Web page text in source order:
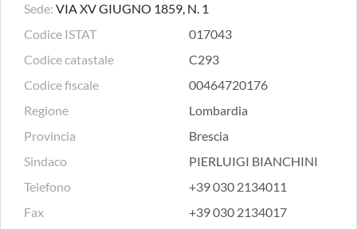
Sede: VIA XV GIUGNO 1859, N. 1
Codice ISTAT
017043
Codice catastale
C293
Codice fiscale
00464720176
Regione
Lombardia
Provincia
Brescia
Sindaco
PIERLUIGI BIANCHINI
Telefono
+39 030 2134011
Fax
+39 030 2134017